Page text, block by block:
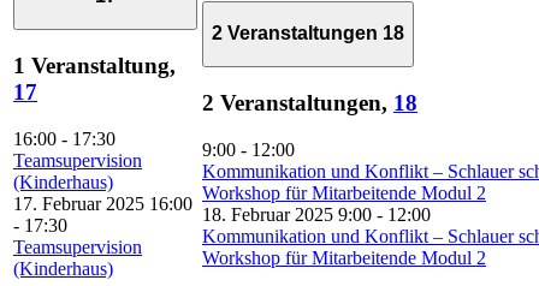
1 Veranstaltung,
17
16:00 - 17:30
Teamsupervision
(Kinderhaus)
17. Februar 2025 16:00
- 17:30
Teamsupervision
(Kinderhaus)
2 Veranstaltungen 18
2 Veranstaltungen, 18
9:00 - 12:00
Kommunikation und Konflikt – Schlauer
Workshop für Mitarbeitende Modul 2
18. Februar 2025 9:00 - 12:00
Kommunikation und Konflikt – Schlauer
Workshop für Mitarbeitende Modul 2